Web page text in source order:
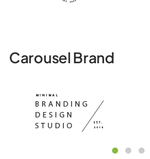
Carousel Brand